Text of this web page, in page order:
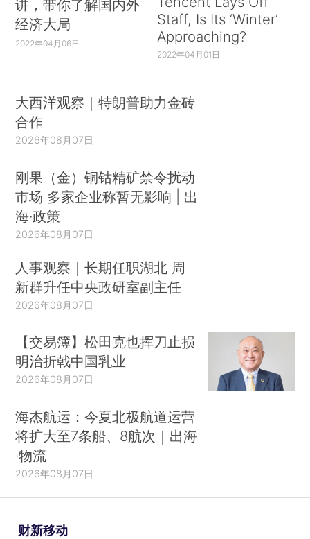
讲，带你了解国内外
经济大局
2022年04月06日
Staff, Is Its ‘Winter’
Approaching?
2022年04月01日
大西洋观察｜特朗普助力金砖
合作
2026年08月07日
刚果（金）铜钴精矿禁令扰动
市场 多家企业称暂无影响 | 出
海·政策
2026年08月07日
人事观察｜长期任职湖北 周
新群升任中央政研室副主任
2026年08月07日
【交易簿】松田克也挥刀止损
明治折戟中国乳业
2026年08月07日
海杰航运：今夏北极航道运营
将扩大至7条船、8航次｜出海
·物流
2026年08月07日
财新移动